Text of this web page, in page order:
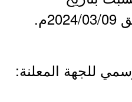
للجهة المعلنة: